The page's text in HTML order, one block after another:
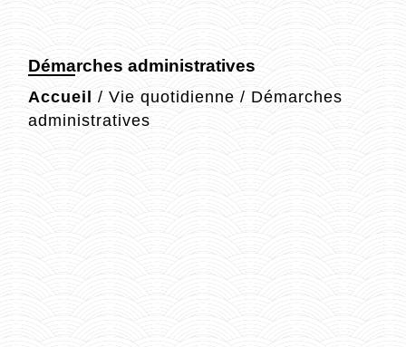
Démarches administratives
Accueil / Vie quotidienne / Démarches
administratives